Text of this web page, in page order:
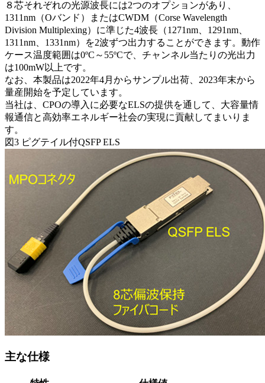
８芯それぞれの光源波長には2つのオプションがあり、
1311nm（Oバンド）またはCWDM（Corse Wavelength
Division Multiplexing）に準じた4波長（1271nm、1291nm、
1311nm、1331nm）を2波ずつ出力することができます。動作
ケース温度範囲は0ºC～55ºCで、チャンネル当たりの光出力
は100mW以上です。
なお、本製品は2022年4月からサンプル出荷、2023年末から
量産開始を予定しています。
当社は、CPOの導入に必要なELSの提供を通して、大容量情
報通信と高効率エネルギー社会の実現に貢献してまいりま
す。
図3 ピグテイル付QSFP ELS
主な仕様